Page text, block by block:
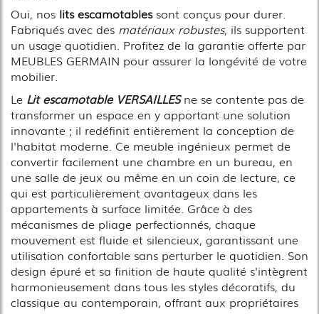
Oui, nos lits escamotablessont conçus pour durer.
Fabriqués avec des matériaux robustes, ils supportent
un usage quotidien. Profitez de la garantie offerte par
MEUBLES GERMAIN pour assurer la longévité de votre
mobilier.
Le Lit escamotable VERSAILLESne se contente pas de
transformer un espace en y apportant une solution
innovante ; il redéfinit entièrement la conception de
l'habitat moderne. Ce meuble ingénieux permet de
convertir facilement une chambre en un bureau, en
une salle de jeux ou même en un coin de lecture, ce
qui est particulièrement avantageux dans les
appartements à surface limitée. Grâce à des
mécanismes de pliage perfectionnés, chaque
mouvement est fluide et silencieux, garantissant une
utilisation confortable sans perturber le quotidien. Son
design épuré et sa finition de haute qualité s'intègrent
harmonieusement dans tous les styles décoratifs, du
classique au contemporain, offrant aux propriétaires